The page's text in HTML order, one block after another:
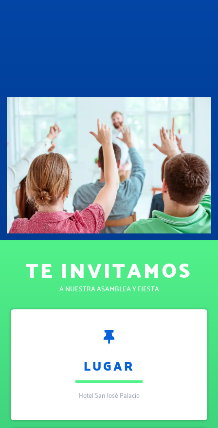
TE INVITAMOS
A NUESTRA ASAMBLEA Y FIESTA
LUGAR
Hotel San José Palacio